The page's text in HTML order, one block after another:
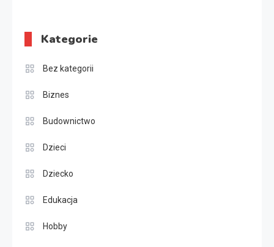
Kategorie
Bez kategorii
Biznes
Budownictwo
Dzieci
Dziecko
Edukacja
Hobby